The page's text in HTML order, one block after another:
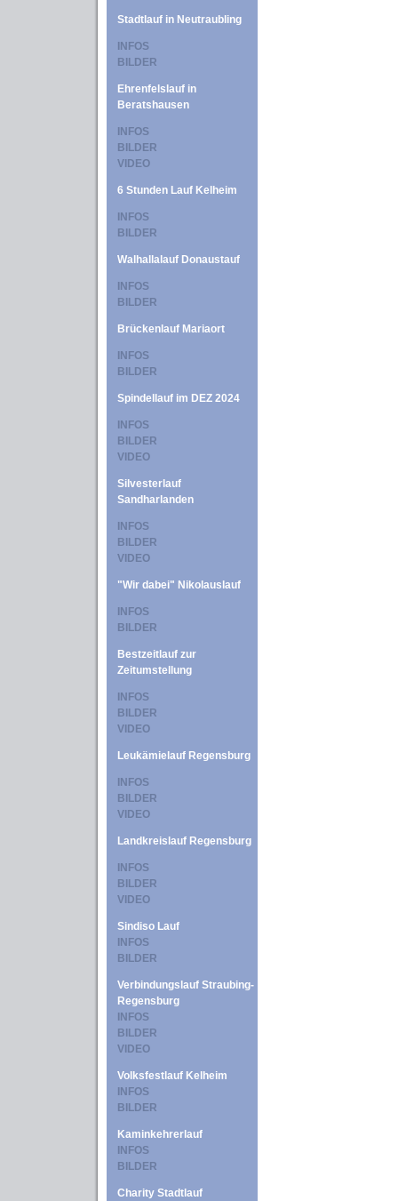
Stadtlauf in Neutraubling
INFOS
BILDER
Ehrenfelslauf in
Beratshausen
INFOS
BILDER
VIDEO
6 Stunden Lauf Kelheim
INFOS
BILDER
Walhallalauf Donaustauf
INFOS
BILDER
Brückenlauf Mariaort
INFOS
BILDER
Spindellauf im DEZ 2024
INFOS
BILDER
VIDEO
Silvesterlauf
Sandharlanden
INFOS
BILDER
VIDEO
"Wir dabei" Nikolauslauf
INFOS
BILDER
Bestzeitlauf zur
Zeitumstellung
INFOS
BILDER
VIDEO
Leukämielauf Regensburg
INFOS
BILDER
VIDEO
Landkreislauf Regensburg
INFOS
BILDER
VIDEO
Sindiso Lauf
INFOS
BILDER
Verbindungslauf Straubing-
Regensburg
INFOS
BILDER
VIDEO
Volksfestlauf Kelheim
INFOS
BILDER
Kaminkehrerlauf
INFOS
BILDER
Charity Stadtlauf